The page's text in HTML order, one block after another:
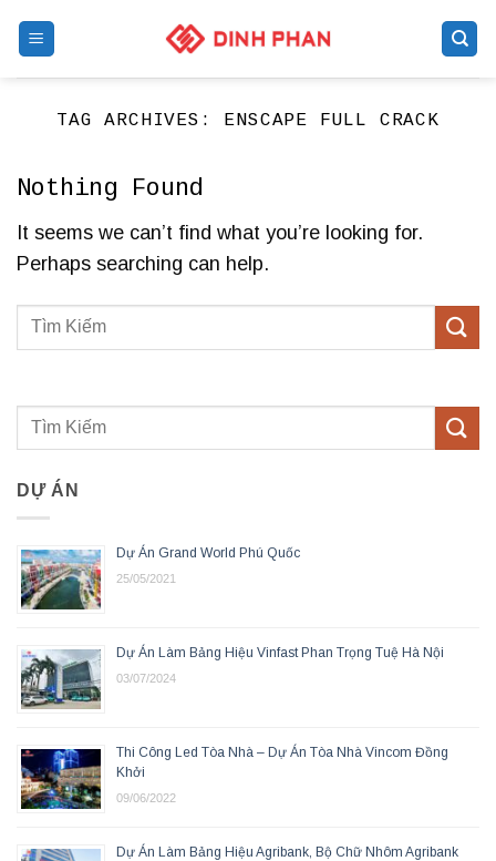
TAG ARCHIVES: ENSCAPE FULL CRACK
Nothing Found
It seems we can’t find what you’re looking for.
Perhaps searching can help.
DỰ ÁN
Dự Án Grand World Phú Quốc
25/05/2021
Dự Án Làm Bảng Hiệu Vinfast Phan Trọng Tuệ Hà Nội
03/07/2024
Thi Công Led Tòa Nhà – Dự Án Tòa Nhà Vincom Đồng
Khởi
09/06/2022
Dự Án Làm Bảng Hiệu Agribank, Bộ Chữ Nhôm Agribank